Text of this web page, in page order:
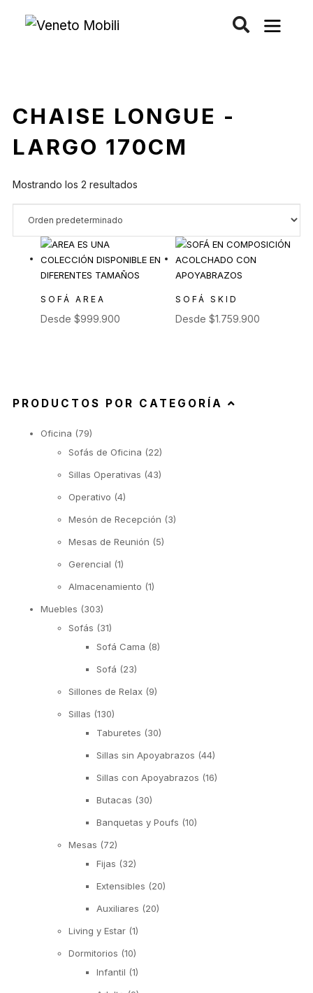
CHAISE LONGUE -
LARGO 170CM
Mostrando los 2 resultados
SOFÁ AREA
Desde $999.900
SOFÁ SKID
Desde$1.759.900
PRODUCTOS POR CATEGORÍA
Oficina (79)
Sofás de Oficina (22)
Sillas Operativas (43)
Operativo (4)
Mesón de Recepción (3)
Mesas de Reunión (5)
Gerencial (1)
Almacenamiento (1)
Muebles (303)
Sofás (31)
Sofá Cama (8)
Sofá (23)
Sillones de Relax (9)
Sillas (130)
Taburetes (30)
Sillas sin Apoyabrazos (44)
Sillas con Apoyabrazos (16)
Butacas (30)
Banquetas y Poufs (10)
Mesas (72)
Fijas (32)
Extensibles (20)
Auxiliares (20)
Living y Estar (1)
Dormitorios (10)
Infantil (1)